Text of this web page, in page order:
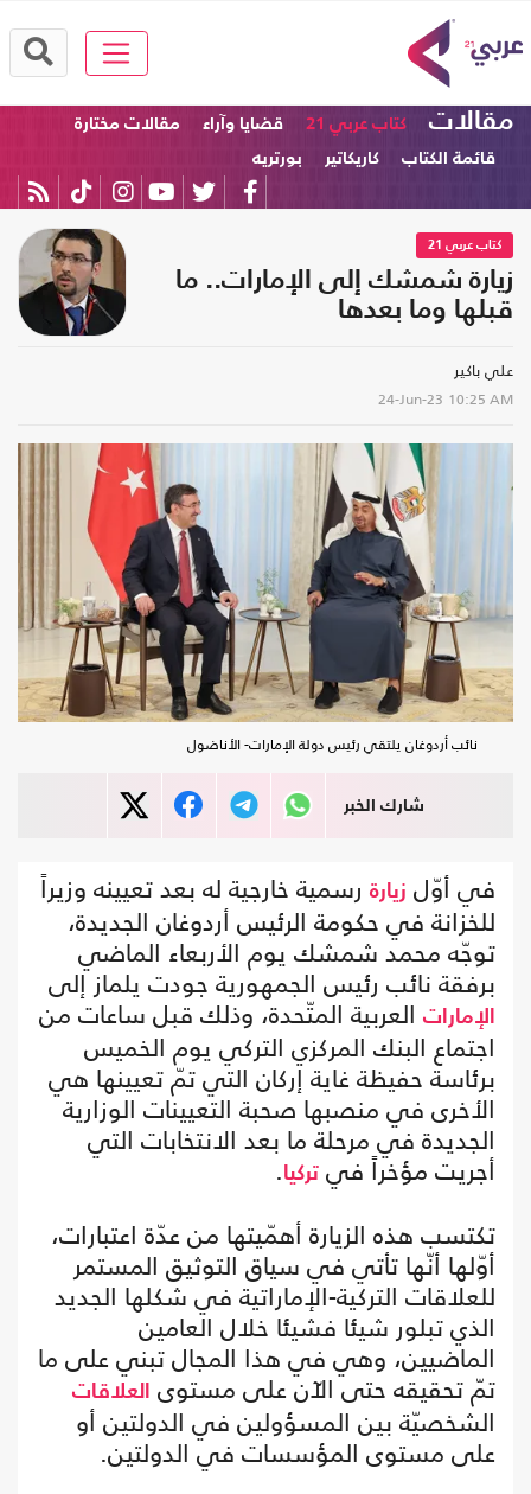
مقالات كتاب عربي 21 قضايا وآراء
مقالات مختارة
قائمة الكتاب
كاريكاتير بورتريه
كتاب عربي 21
زيارة شمشك إلى الإمارات.. ما
قبلها وما بعدها
علي باكير
24-Jun-23 10:25 AM
نائب أردوغان يلتقي رئيس دولة الإمارات- الأناضول
شارك الخبر
في أوّل زيارة رسمية خارجية له بعد تعيينه وزيراً
للخزانة في حكومة الرئيس أردوغان الجديدة،
توجّه محمد شمشك يوم الأربعاء الماضي
برفقة نائب رئيس الجمهورية جودت يلماز إلى
الإمارات العربية المتّحدة، وذلك قبل ساعات من
اجتماع البنك المركزي التركي يوم الخميس
برئاسة حفيظة غاية إركان التي تمّ تعيينها هي
الأخرى في منصبها صحبة التعيينات الوزارية
الجديدة في مرحلة ما بعد الانتخابات التي
أجريت مؤخراً في تركيا.
تكتسب هذه الزيارة أهمّيتها من عدّة اعتبارات،
أوّلها أنّها تأتي في سياق التوثيق المستمر
للعلاقات التركية-الإماراتية في شكلها الجديد
الذي تبلور شيئا فشيئا خلال العامين
الماضيين، وهي في هذا المجال تبني على ما
تمّ تحقيقه حتى الآن على مستوى العلاقات
الشخصيّة بين المسؤولين في الدولتين أو
على مستوى المؤسسات في الدولتين.